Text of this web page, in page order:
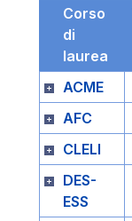
Corso
di
laurea
ACME
AFC
CLELI
DES-
ESS